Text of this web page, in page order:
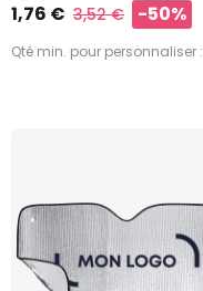
1,76 € 3,52 € -50%
Qté min. pour personnaliser :